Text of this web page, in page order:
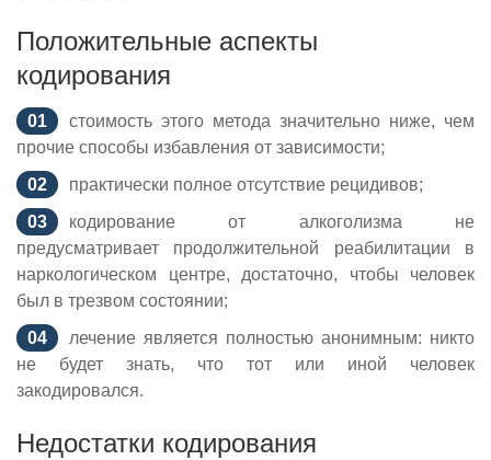
Положительные аспекты
кодирования
стоимость этого метода значительно ниже, чем
прочие способы избавления от зависимости;
практически полное отсутствие рецидивов;
кодирование от алкоголизма не
предусматривает продолжительной реабилитации в
наркологическом центре, достаточно, чтобы человек
был в трезвом состоянии;
лечение является полностью анонимным: никто
не будет знать, что тот или иной человек
закодировался.
Недостатки кодирования